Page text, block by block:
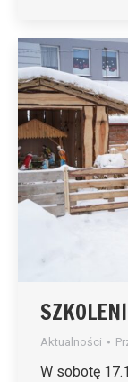
Aktualności
W sobotę